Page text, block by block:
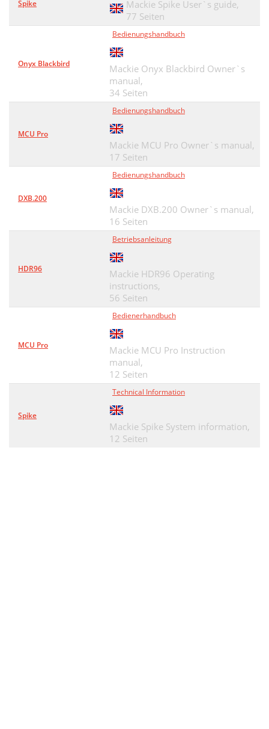
Spike
Mackie Spike User`s guide,
77 Seiten
Onyx Blackbird
Bedienungshandbuch
Mackie Onyx Blackbird Owner`s
manual,
34 Seiten
MCU Pro
Bedienungshandbuch
Mackie MCU Pro Owner`s manual,
17 Seiten
DXB.200
Bedienungshandbuch
Mackie DXB.200 Owner`s manual,
16 Seiten
HDR96
Betriebsanleitung
Mackie HDR96 Operating
instructions,
56 Seiten
MCU Pro
Bedienerhandbuch
Mackie MCU Pro Instruction
manual,
12 Seiten
Spike
Technical Information
Mackie Spike System information,
12 Seiten